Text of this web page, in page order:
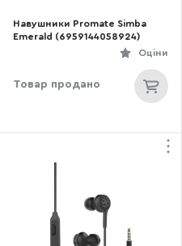
Навушники Promate Simba
Emerald (6959144058924)
Оціни
Товар продано